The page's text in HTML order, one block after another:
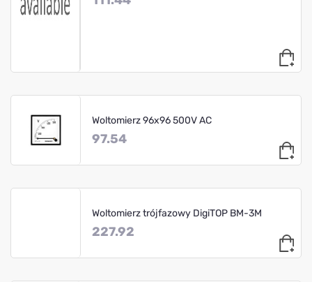
Woltomierz 96x96 500V AC
97.54
Woltomierz trójfazowy DigiTOP BM-3M
227.92